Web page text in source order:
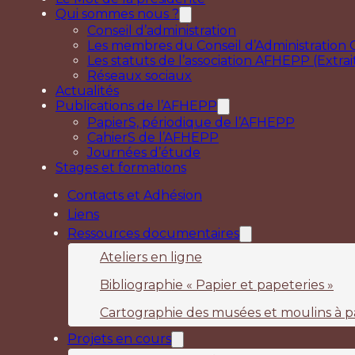
Qui sommes nous ?
Conseil d’administration
Les membres du Conseil d’Administration
Les statuts de l’association AFHEPP
Réseaux sociaux
Actualités
Publications de l’AFHEPP
PapierS, périodique de l’AFHEPP
CahierS de l’AFHEPP
Journées d’étude
Stages et formations
Contacts et Adhésion
Liens
Ressources documentaires
Ateliers en ligne
Bibliographie « Papier et papeteries »
Cartographie des musées et moulins à
Projets en cours